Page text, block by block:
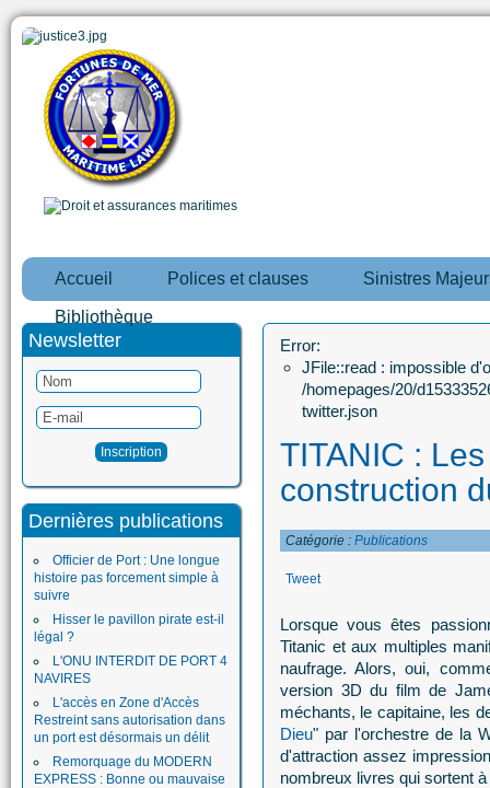
Accueil Polices et clauses Sinistres
Bibliothèque
Newsletter
Dernières publications
Officier de Port : Une longue
histoire pas forcement simple à
suivre
Hisser le pavillon pirate est-il
légal ?
L'ONU INTERDIT DE PORT 4
NAVIRES
L'accès en Zone d'Accès
Restreint sans autorisation dans
un port est désormais un délit
Remorquage du MODERN
EXPRESS : Bonne ou mauvaise
Error:
JFile::read : impossible
/homepages/20/
twitter.json
TITANIC :
construction
Catégorie : Publications
Tweet
Lorsque vous êtes
Titanic et aux multiples
naufrage. Alors, oui,
version 3D du film de
méchants, le capitaine, les
Dieu" par l'orchestre de la
d'attraction assez
nombreux livres qui sortent